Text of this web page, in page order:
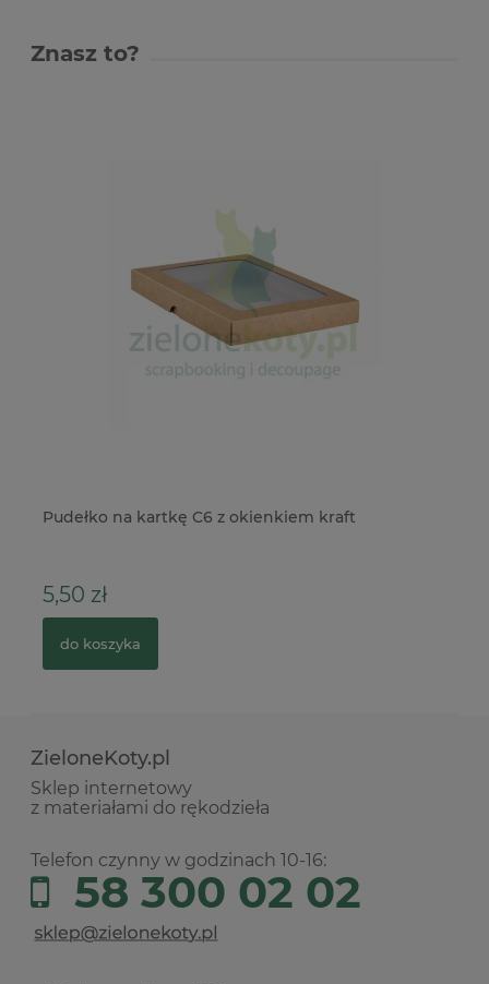
Znasz to?
Pudełko na kartkę C6 z okienkiem kraft
5,50 zł
do koszyka
ZieloneKoty.pl
Sklep internetowy
z materiałami do rękodzieła
Telefon czynny w godzinach 10-16:
58 300 02 02